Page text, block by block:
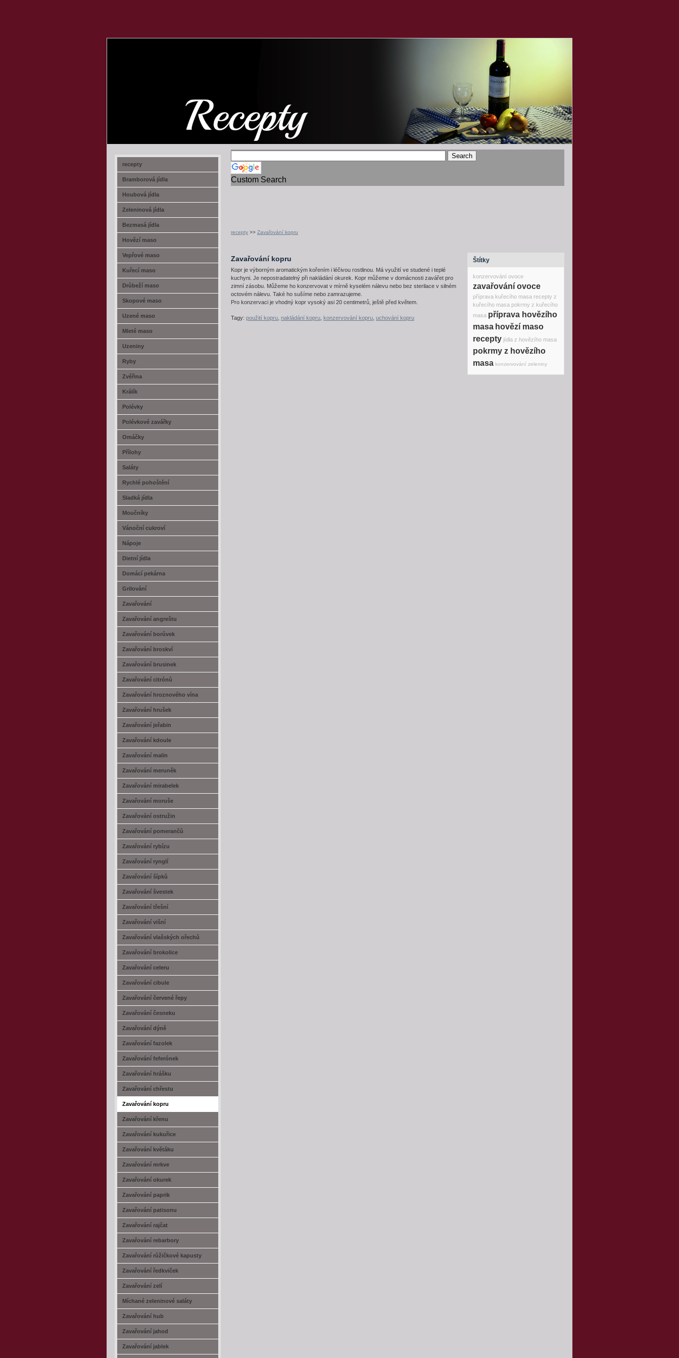
Custom Search
recepty >> Zavařování kopru
Zavařování kopru
Kopr je výborným aromatickým kořením i léčivou rostlinou. Má využití ve studené i teplé
kuchyni. Je nepostradatelný při nakládání okurek. Kopr můžeme v domácnosti zavářet pro
zimní zásobu. Můžeme ho konzervovat v mírně kyselém nálevu nebo bez sterilace v silném
octovém nálevu. Také ho sušíme nebo zamrazujeme.
Pro konzervaci je vhodný kopr vysoký asi 20 centimetrů, ještě před květem.
Tagy: použití kopru nakládání kopru konzervování kopru uchování kopru
Štítky
konzervování ovoce
zavařování ovoce
příprava kuřecího masa recepty z
kuřecího masa pokrmy z kuřecího
masa příprava hovězího
masa hovězí maso
recepty jídla z hovězího masa
pokrmy z hovězího
masa konzervování zeleniny
recepty
Bramborová jídla
Houbová jídla
Zeleninová jídla
Bezmasá jídla
Hovězí maso
Vepřové maso
Kuřecí maso
Drůbeží maso
Skopové maso
Uzené maso
Mleté maso
Uzeniny
Ryby
Zvěřina
Králík
Polévky
Polévkové zavářky
Omáčky
Přílohy
Saláty
Rychlé pohoštění
Sladká jídla
Moučníky
Vánoční cukroví
Nápoje
Dietní jídla
Domácí pekárna
Grilování
Zavařování
Zavařování angreštu
Zavařování borůvek
Zavařování broskví
Zavařování brusinek
Zavařování citrónů
Zavařování hroznového vína
Zavařování hrušek
Zavařování jeřabin
Zavařování kdoule
Zavařování malin
Zavařování meruněk
Zavařování mirabelek
Zavařování moruše
Zavařování ostružin
Zavařování pomerančů
Zavařování rybízu
Zavařování rynglí
Zavařování šípků
Zavařování švestek
Zavařování třešní
Zavařování višní
Zavařování vlašských ořechů
Zavařování brokolice
Zavařování celeru
Zavařování cibule
Zavařování červené řepy
Zavařování česneku
Zavařování dýně
Zavařování fazolek
Zavařování feferónek
Zavařování hrášku
Zavařování chřestu
Zavařování kopru
Zavařování křenu
Zavařování kukuřice
Zavařování květáku
Zavařování mrkve
Zavařování okurek
Zavařování paprik
Zavařování patisonu
Zavařování rajčat
Zavařování rebarbory
Zavařování růžičkové kapusty
Zavařování ředkviček
Zavařování zelí
Míchané zeleninové saláty
Zavařování hub
Zavařování jahod
Zavařování jablek